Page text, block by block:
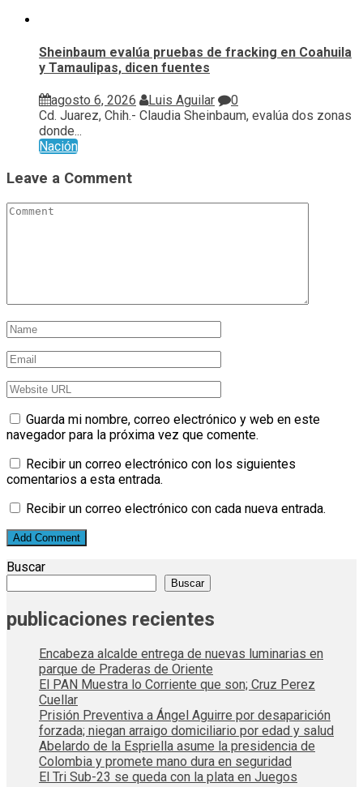
Sheinbaum evalúa pruebas de fracking en Coahuila
y Tamaulipas, dicen fuentes
agosto 6, 2026 Luis Aguilar
0
Cd. Juarez, Chih.- Claudia Sheinbaum, evalúa ⁠dos zonas
donde...
Nación
Leave a Comment
Guarda mi nombre, correo electrónico y web en este
navegador para la próxima vez que comente.
Recibir un correo electrónico con los siguientes
comentarios a esta entrada.
Recibir un correo electrónico con cada nueva entrada.
Buscar
Buscar
publicaciones recientes
Encabeza alcalde entrega de nuevas luminarias en
parque de Praderas de Oriente
El PAN Muestra lo Corriente que son; Cruz Perez
Cuellar
Prisión Preventiva a Ángel Aguirre por desaparición
forzada; niegan arraigo domiciliario por edad y salud
Abelardo de la Espriella asume la presidencia de
Colombia y promete mano dura en seguridad
El Tri Sub-23 se queda con la plata en Juegos